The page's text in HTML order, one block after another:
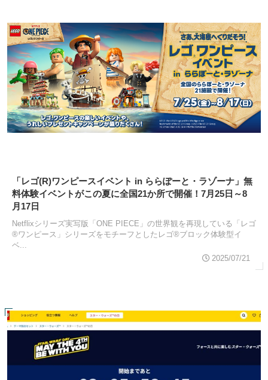
「レゴ(R)ワンピースイベント in ららぽーと・ラゾーナ」無
料体験イベントがこの夏に全国21か所で開催！7月25日～8
月17日
Netflixシリーズ実写版「ONE PIECE」の世界観を再現している「レゴ
®ワンピース」シリーズをモチーフとしたレゴ®ブロック体験型イ
ベ...
2025/07/21